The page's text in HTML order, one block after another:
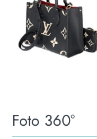
Foto 360°